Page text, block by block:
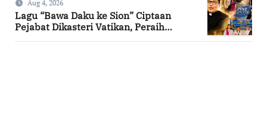
Aug 4, 2026
Lagu “Bawa Daku ke Sion” Ciptaan
Pejabat Dikasteri Vatikan, Peraih